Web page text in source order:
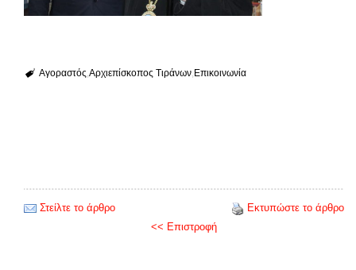
Αγοραστός Αρχιεπίσκοπος Τιράνων Επικοινωνία
Στείλτε το άρθρο
Εκτυπώστε το άρθρο
<< Επιστροφή